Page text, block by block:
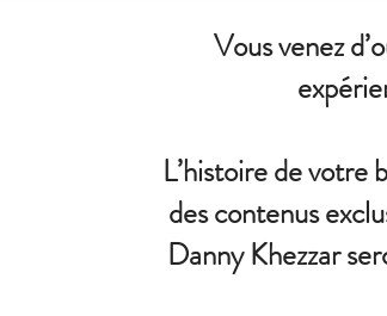
Vous venez
L’histoire de votre
des contenus
Danny Khezzar